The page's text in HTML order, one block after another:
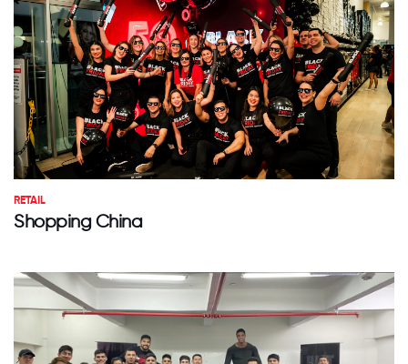
RETAIL
Shopping China